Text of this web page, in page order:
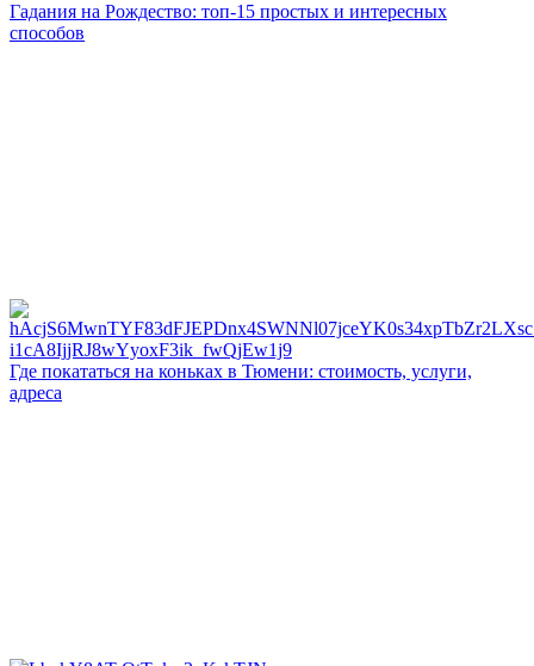
Гадания на Рождество: топ-15 простых и интересных
способов
Где покататься на коньках в Тюмени: стоимость, услуги,
адреса